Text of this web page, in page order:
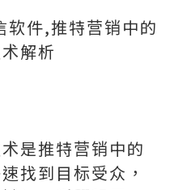
软件,推特营销中的
解析
是推特营销中的
找到目标受众，